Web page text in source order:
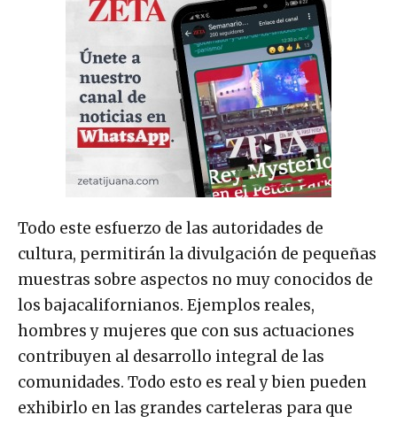
Todo este esfuerzo de las autoridades de
cultura, permitirán la divulgación de pequeñas
muestras sobre aspectos no muy conocidos de
los bajacalifornianos. Ejemplos reales,
hombres y mujeres que con sus actuaciones
contribuyen al desarrollo integral de las
comunidades. Todo esto es real y bien pueden
exhibirlo en las grandes carteleras para que